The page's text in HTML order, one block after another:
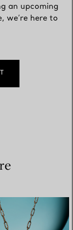
an upcoming
we’re here to